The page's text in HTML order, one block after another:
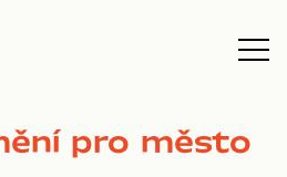
pro město